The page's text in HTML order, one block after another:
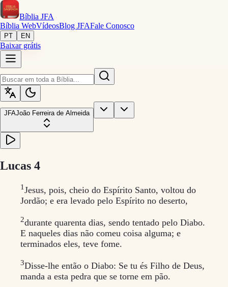
Bíblia JFA
Bíblia WebVídeosBlog JFAFale Conosco
PT EN
Baixar grátis
JFAJoão Ferreira de Almeida
Lucas 4
1Jesus, pois, cheio do Espírito Santo, voltou do
Jordão; e era levado pelo Espírito no deserto,
2durante quarenta dias, sendo tentado pelo Diabo.
E naqueles dias não comeu coisa alguma; e
terminados eles, teve fome.
3Disse-lhe então o Diabo: Se tu és Filho de Deus,
manda a esta pedra que se torne em pão.